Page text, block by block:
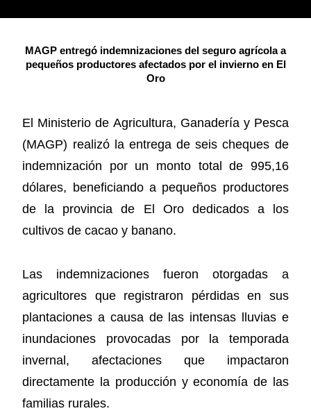
MAGP entregó indemnizaciones del seguro agrícola a
pequeños productores afectados por el invierno en El
Oro
El Ministerio de Agricultura, Ganadería y Pesca
(MAGP) realizó la entrega de seis cheques de
indemnización por un monto total de 995,16
dólares, beneficiando a pequeños productores
de la provincia de El Oro dedicados a los
cultivos de cacao y banano.
Las indemnizaciones fueron otorgadas a
agricultores que registraron pérdidas en sus
plantaciones a causa de las intensas lluvias e
inundaciones provocadas por la temporada
invernal, afectaciones que impactaron
directamente la producción y economía de las
familias rurales.